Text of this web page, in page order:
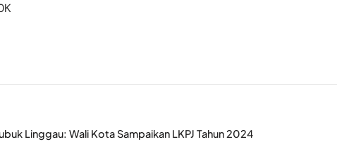
Linggau: Wali Kota Sampaikan LKPJ Tahun 2024